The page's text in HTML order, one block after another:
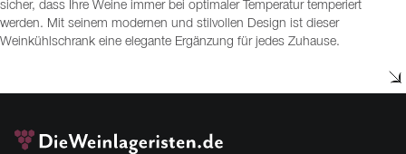
sicher, dass Ihre Weine immer bei optimaler Temperatur temperiert
werden. Mit seinem modernen und stilvollen Design ist dieser
Weinkühlschrank eine elegante Ergänzung für jedes Zuhause.